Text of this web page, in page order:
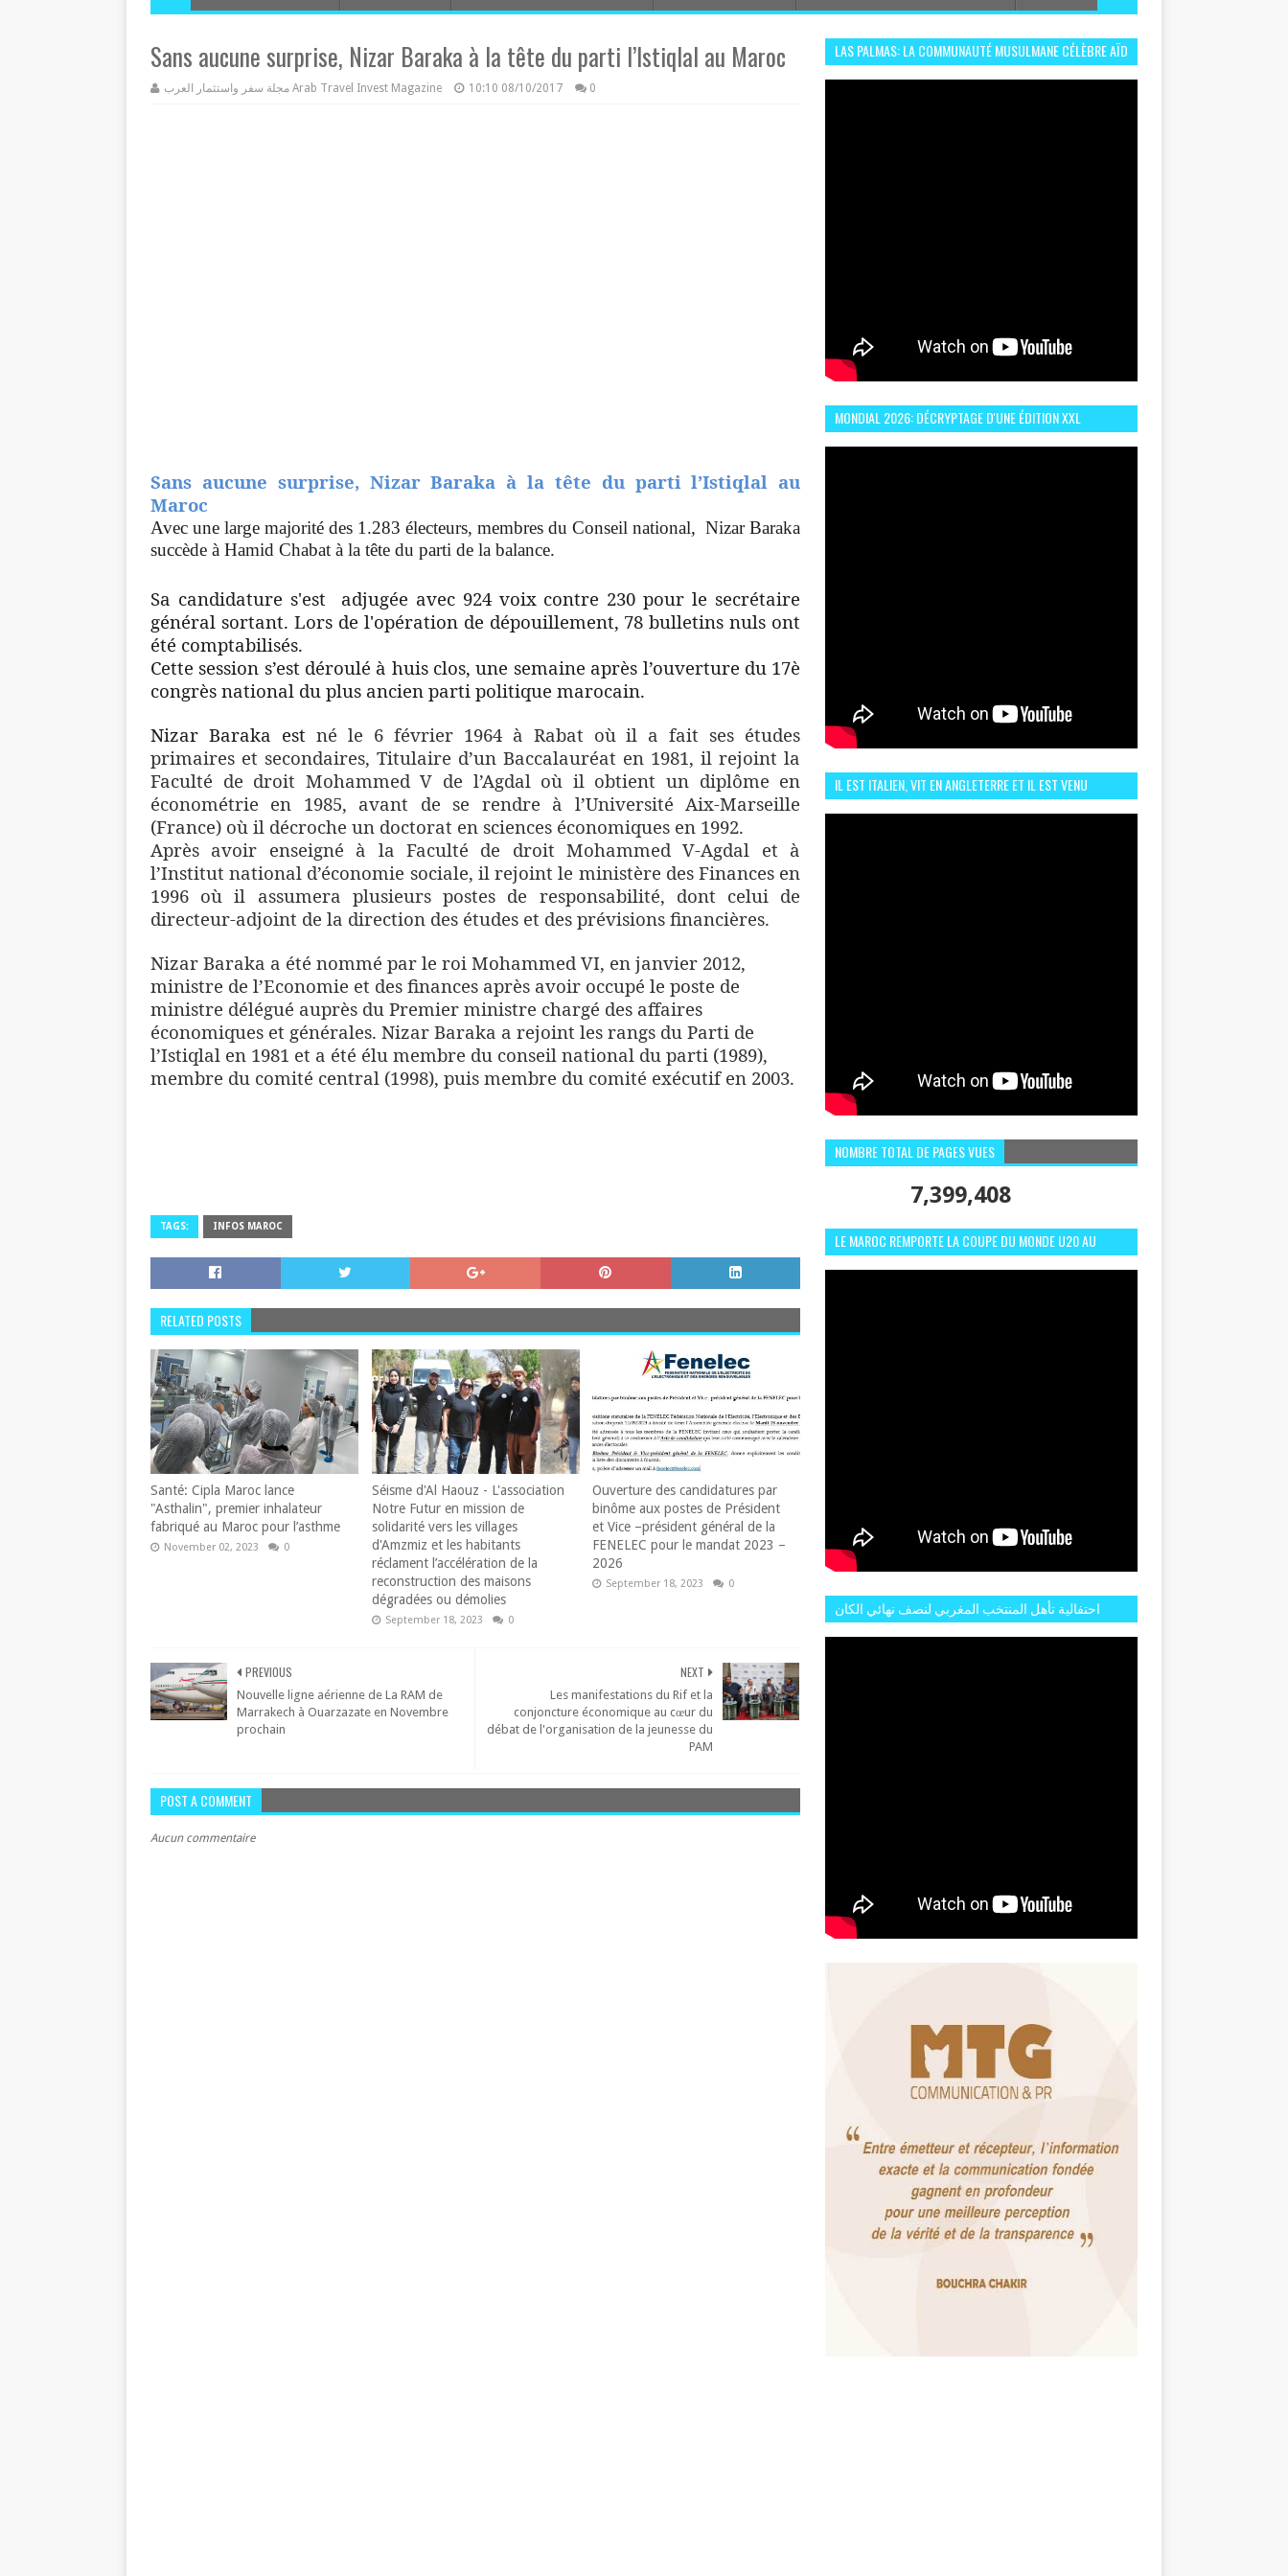
Sans aucune surprise, Nizar Baraka à la tête du parti l’Istiqlal au Maroc
مجلة سفر واستثمار العرب Arab Travel Invest Magazine 10:10 08/10/2017 0
Sans aucune surprise, Nizar Baraka à la tête du parti l’Istiqlal au
Maroc
Avec une large majorité des 1.283 électeurs, membres du Conseil national, Nizar Baraka
succède à Hamid Chabat à la tête du parti de la balance.
Sa candidature s'est adjugée avec 924 voix contre 230 pour le secrétaire
général sortant. Lors de l'opération de dépouillement, 78 bulletins nuls ont
été comptabilisés.
Cette session s’est déroulé à huis clos, une semaine après l’ouverture du 17è
congrès national du plus ancien parti politique marocain.
Nizar Baraka est né le 6 février 1964 à Rabat où il a fait ses études
primaires et secondaires, Titulaire d’un Baccalauréat en 1981, il rejoint la
Faculté de droit Mohammed V de l’Agdal où il obtient un diplôme en
économétrie en 1985, avant de se rendre à l’Université Aix-Marseille
(France) où il décroche un doctorat en sciences économiques en 1992.
Après avoir enseigné à la Faculté de droit Mohammed V-Agdal et à
l’Institut national d’économie sociale, il rejoint le ministère des Finances en
1996 où il assumera plusieurs postes de responsabilité, dont celui de
directeur-adjoint de la direction des études et des prévisions financières.
Nizar Baraka a été nommé par le roi Mohammed VI, en janvier 2012,
ministre de l’Economie et des finances après avoir occupé le poste de
ministre délégué auprès du Premier ministre chargé des affaires
économiques et générales. Nizar Baraka a rejoint les rangs du Parti de
l’Istiqlal en 1981 et a été élu membre du conseil national du parti (1989),
membre du comité central (1998), puis membre du comité exécutif en 2003.
TAGS: INFOS MAROC
RELATED POSTS
Santé: Cipla Maroc lance
"Asthalin", premier inhalateur
fabriqué au Maroc pour l’asthme
November 02, 2023 0
Séisme d'Al Haouz - L'association
Notre Futur en mission de
solidarité vers les villages
d'Amzmiz et les habitants
réclament l’accélération de la
reconstruction des maisons
dégradées ou démolies
September 18, 2023 0
Ouverture des candidatures par
binôme aux postes de Président
et Vice –président général de la
FENELEC pour le mandat 2023 –
2026
September 18, 2023 0
NEXT
Les manifestations du Rif et la
conjoncture économique au cœur du
débat de l'organisation de la jeunesse du
PAM
PREVIOUS
Nouvelle ligne aérienne de La RAM de
Marrakech à Ouarzazate en Novembre
prochain
POST A COMMENT
Aucun commentaire
LAS PALMAS: LA COMMUNAUTÉ MUSULMANE CÉLÈBRE AÏD
MONDIAL 2026: DÉCRYPTAGE D'UNE ÉDITION XXL
IL EST ITALIEN, VIT EN ANGLETERRE ET IL EST VENU
NOMBRE TOTAL DE PAGES VUES
7,399,408
LE MAROC REMPORTE LA COUPE DU MONDE U20 AU
احتفالية تأهل المنتخب المغربي لنصف نهائي الكان